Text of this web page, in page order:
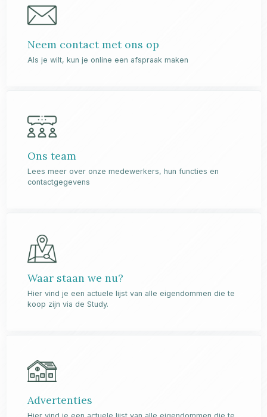
Neem contact met ons op
Als je wilt, kun je online een afspraak maken
Ons team
Lees meer over onze medewerkers, hun functies en
contactgegevens
Waar staan we nu?
Hier vind je een actuele lijst van alle eigendommen die te
koop zijn via de Study.
Advertenties